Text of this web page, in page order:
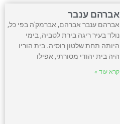
אברהם ענבר
אברהם ענבר אברהם, אברמק'ה בפי כל,
נולד בעיר ריגה בירת לטביה, בימי
היותה תחת שלטון רוסיה. בית הוריו
היה בית יהודי מסורתי, אפילו
קרא עוד »